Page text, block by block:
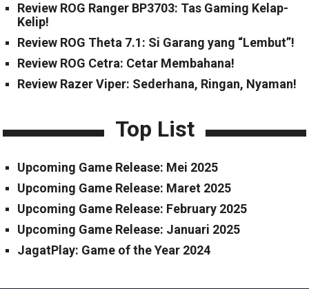
Review ROG Ranger BP3703: Tas Gaming Kelap-
Kelip!
Review ROG Theta 7.1: Si Garang yang “Lembut”!
Review ROG Cetra: Cetar Membahana!
Review Razer Viper: Sederhana, Ringan, Nyaman!
Top List
Upcoming Game Release: Mei 2025
Upcoming Game Release: Maret 2025
Upcoming Game Release: February 2025
Upcoming Game Release: Januari 2025
JagatPlay: Game of the Year 2024